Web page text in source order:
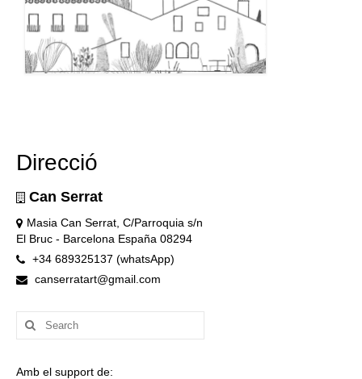
Direcció
Can Serrat
Masia Can Serrat, C/Parroquia s/n
El Bruc - Barcelona España 08294
+34 689325137 (whatsApp)
canserratart@gmail.com
Search
for:
Amb el support de: